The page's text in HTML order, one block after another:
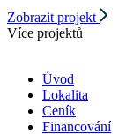
Zobrazit projekt
Více projektů
Úvod
Lokalita
Ceník
Financování